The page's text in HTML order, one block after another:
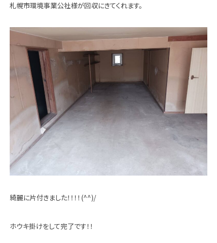
札幌市環境事業公社様が回収にきてくれます。
綺麗に片付きました！！！！(^^)/
ホウキ掛けをして完了です！！